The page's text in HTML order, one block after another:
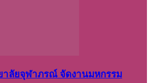
าลัยจุฬาภรณ์ จัดงานมหกรรม